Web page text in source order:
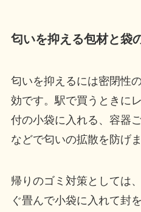
匂いを抑える包材と袋
匂いを抑えるには密閉性
効です。駅で買うときに
付の小袋に入れる、容器
などで匂いの拡散を防げま
帰りのゴミ対策としては
ぐ畳んで小袋に入れて封